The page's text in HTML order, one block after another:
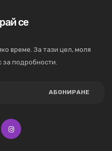
се
време. За тази цел, моля
за подробности.
АБОНИРАНЕ